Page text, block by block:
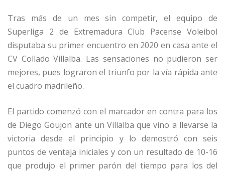
Tras más de un mes sin competir, el equipo de
Superliga 2 de Extremadura Club Pacense Voleibol
disputaba su primer encuentro en 2020 en casa ante el
CV Collado Villalba. Las sensaciones no pudieron ser
mejores, pues lograron el triunfo por la vía rápida ante
el cuadro madrileño.
El partido comenzó con el marcador en contra para los
de Diego Goujon ante un Villalba que vino a llevarse la
victoria desde el principio y lo demostró con seis
puntos de ventaja iniciales y con un resultado de 10-16
que produjo el primer parón del tiempo para los del